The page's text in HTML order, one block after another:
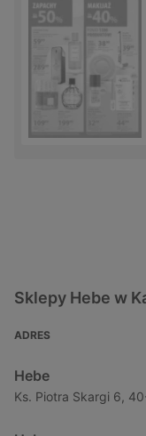
Sklepy Hebe w
ADRES
Hebe
Ks. Piotra Skargi 6,